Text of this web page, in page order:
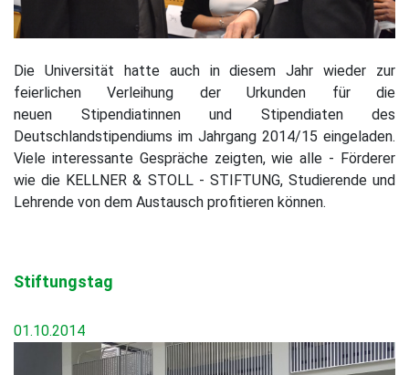
Die Universität hatte auch in diesem Jahr wieder zur
feierlichen Verleihung der Urkunden für die
neuen Stipendiatinnen und Stipendiaten des
Deutschlandstipendiums im Jahrgang 2014/15 eingeladen.
Viele interessante Gespräche zeigten, wie alle - Förderer
wie die KELLNER & STOLL - STIFTUNG, Studierende und
Lehrende von dem Austausch profitieren können.
Stiftungstag
01.10.2014